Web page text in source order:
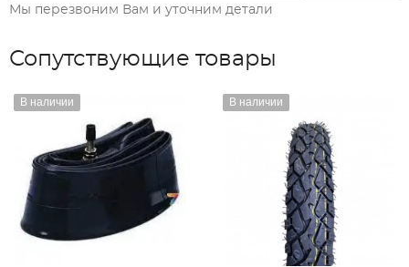
Мы перезвоним Вам и уточним детали
Сопутствующие товары
В наличии В наличии